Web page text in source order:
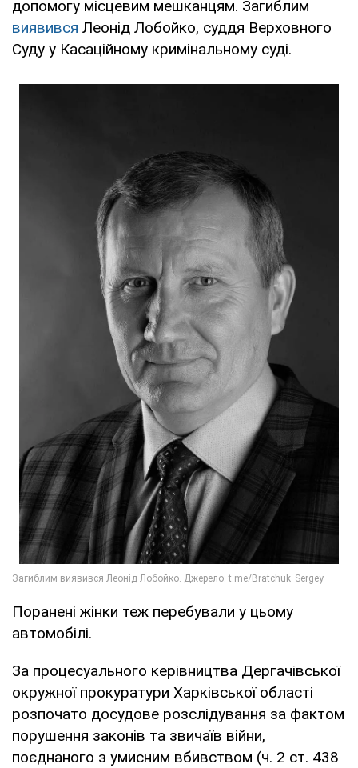
допомогу місцевим мешканцям. Загиблим
виявився Леонід Лобойко, суддя Верховного
Суду у Касаційному кримінальному суді.
Поранені жінки теж перебували у цьому
автомобілі.
За процесуального керівництва Дергачівської
окружної прокуратури Харківської області
розпочато досудове розслідування за фактом
порушення законів та звичаїв війни,
поєднаного з умисним вбивством (ч. 2 ст. 438